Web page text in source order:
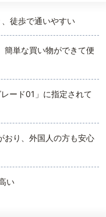
徒歩で通いやすい
簡単な買い物ができて便
ード01」に指定されて
おり、外国人の方も安心
い